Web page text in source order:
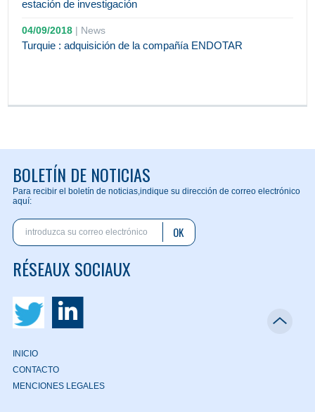
estación de investigación
04/09/2018 | News
Turquie : adquisición de la compañía ENDOTAR
BOLETÍN DE NOTICIAS
Para recibir el boletín de noticias,indique su dirección de correo electrónico
aquí:
OK
RÉSEAUX SOCIAUX
INICIO
CONTACTO
MENCIONES LEGALES